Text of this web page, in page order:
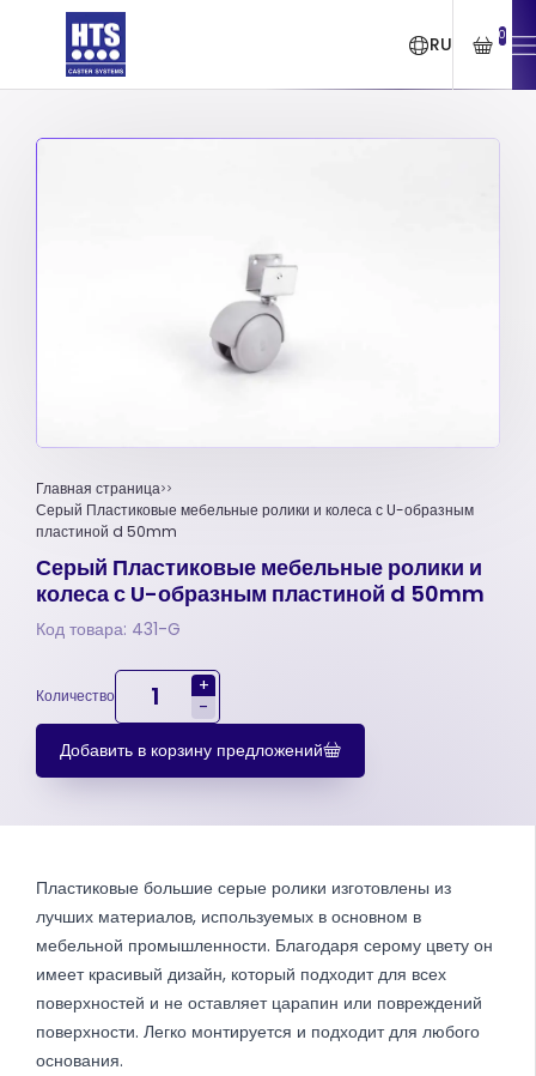
RU 0
Главная страница
Серый Пластиковые мебельные ролики и колеса с U-образным
пластиной d 50mm
Серый Пластиковые мебельные ролики и
колеса с U-образным пластиной d 50mm
Код товара: 431-G
Количество
+
-
Добавить в корзину предложений
Пластиковые большие серые ролики изготовлены из
лучших материалов, используемых в основном в
мебельной промышленности. Благодаря серому цвету он
имеет красивый дизайн, который подходит для всех
поверхностей и не оставляет царапин или повреждений
поверхности. Легко монтируется и подходит для любого
основания.